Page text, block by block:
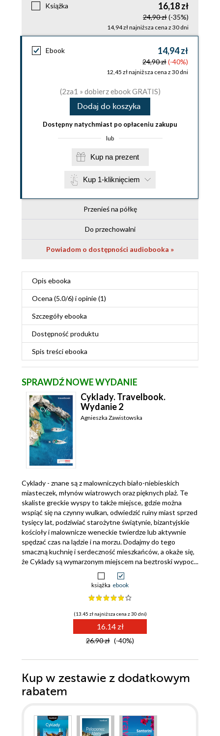
Książka 16,18 zł
24,90 zł(-35%)
14,94 zł najniższa cena z 30 dni
Ebook 14,94 zł
24,90 zł(-40%)
12,45 zł najniższa cena z 30 dni
(2za1 » dobierz ebook GRATIS)
Dodaj do koszyka
Dostępny natychmiast po opłaceniu zakupu
lub
Kup na prezent
Kup 1-kliknięciem
Przenieś na półkę
Do przechowalni
Powiadom o dostępności audiobooka »
Opis ebooka
Ocena (5.0/6) i opinie (1)
Szczegółyebooka
Dostępność produktu
Spis treściebooka
SPRAWDŹ NOWE WYDANIE
Cyklady. Travelbook.
Wydanie 2
Agnieszka Zawistowska
książka ebook
(13.45 zł najniższa cena z 30 dni)
16.14 zł
26.90 zł (-40%)
Cyklady - znane są z malowniczych biało-niebieskich
miasteczek, młynów wiatrowych oraz pięknych plaż. Te
skaliste greckie wyspy to także miejsce, gdzie można
wspiąć się na czynny wulkan, odwiedzić ruiny miast sprzed
tysięcy lat, podziwiać starożytne świątynie, bizantyjskie
kościoły i malownicze weneckie twierdze lub aktywnie
spędzać czas na lądzie i na morzu. Dodajmy do tego
smaczną kuchnię i serdeczność mieszkańców, a okaże się,
że Cyklady są wymarzonym miejscem na beztroski wypoc...
Kup w zestawie z dodatkowym
rabatem